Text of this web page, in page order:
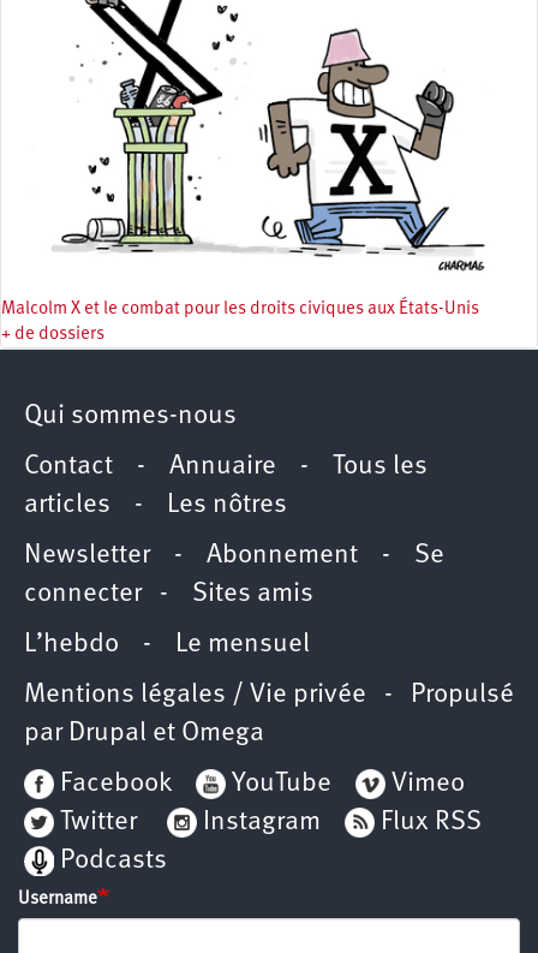
Malcolm X et le combat pour les droits civiques aux États-Unis
+ de dossiers
Qui sommes-nous
Contact - Annuaire -
Tous les
articles - Les nôtres
Newsletter- Abonnement - Se
connecter- Sites amis
L’hebdo - Le mensuel
Mentions légales / Vie privée - Propulsé
par Drupal et Omega
Facebook
YouTube
Vimeo
Twitter
Instagram
Flux RSS
Podcasts
Username